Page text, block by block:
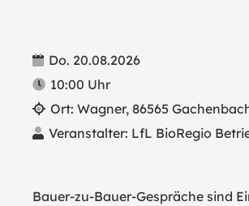
Do. 20.08.2026
10:00 Uhr
Ort:Wagner, 86565
Veranstalter: LfL BioRegio
Bauer-zu-Bauer-Gespräche sind